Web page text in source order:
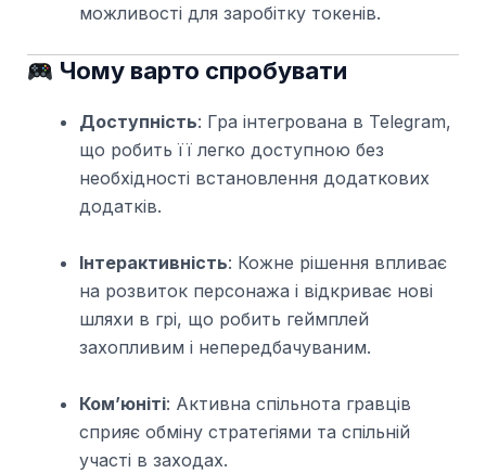
можливості для заробітку токенів.
Чому варто спробувати
Доступність: Гра інтегрована в Telegram,
що робить її легко доступною без
необхідності встановлення додаткових
додатків.
Інтерактивність: Кожне рішення впливає
на розвиток персонажа і відкриває нові
шляхи в грі, що робить геймплей
захопливим і непередбачуваним.
Ком’юніті: Активна спільнота гравців
сприяє обміну стратегіями та спільній
участі в заходах.